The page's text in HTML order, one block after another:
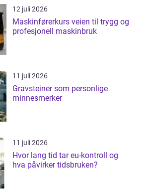
12 juli 2026
Maskinførerkurs veien til trygg og
profesjonell maskinbruk
11 juli 2026
Gravsteiner som personlige
minnesmerker
11 juli 2026
Hvor lang tid tar eu-kontroll og
hva påvirker tidsbruken?